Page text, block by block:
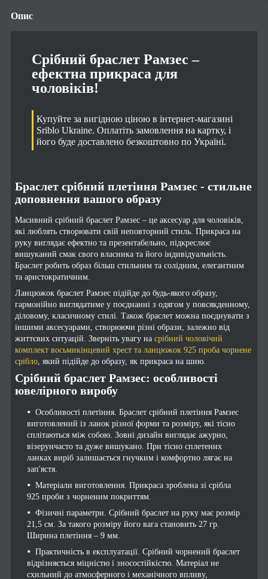
Опис
Срібний браслет Рамзес –
ефектна прикраса для
чоловіків!
Купуйте за вигідною ціною в інтернет-магазині
Sriblo Ukraine. Оплатіть замовлення на картку, і
його буде доставлено безкоштовно по Україні.
Браслет срібний плетіння Рамзес - стильне
доповнення вашого образу
Масивний срібний браслет Рамзес – це аксесуар для чоловіків,
які люблять створювати свій неповторний стиль. Прикраса на
руку виглядає ефектно та презентабельно, підкреслює
вишуканий смак свого власника та його індивідуальність.
Браслет робить образ більш стильним та солідним, елегантним
та аристократичним.
Ланцюжок браслет Рамзес підійде до будь-якого образу,
гармонійно виглядатиме у поєднанні з одягом у повсякденному,
діловому, класичному стилі. Також браслет можна поєднувати з
іншими аксесуарами, створюючи різні образи, залежно від
життєвих ситуацій. Зверніть увагу на срібний чоловічий
комплект восьмикінцевий хрест та ланцюжок 925 проба чорнене
срібло, який підійде до образу, як прикраса на шию.
Срібний браслет Рамзес: особливості
ювелірного виробу
Особливості плетіння. Браслет срібний плетіння Рамзес
виготовлений із ланок різної форми та розміру, які тісно
сплітаються між собою. Зовні дизайн виглядає ажурно,
візерунчасто та дуже вишукано. При тісно сплетених
ланках виріб залишається гнучким і комфортно лягає на
зап'ястя.
Матеріали виготовлення. Прикраса зроблена зі срібла
925 проби з чорненим покриттям.
Фізичні параметри. Срібний браслет на руку має розмір
21,5 см. За такого розміру його вага становить 27 гр.
Ширина плетіння – 9 мм.
Практичність в експлуатації. Срібний чорнений браслет
відрізняється міцністю і зносостійкістю. Матеріал не
схильний до атмосферного і механічного впливу,